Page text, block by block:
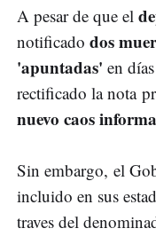
A pesar de que el
notificado dos
'apuntadas' en
rectificado la nota
nuevo caos
Sin embargo, el
incluido en sus
traves del